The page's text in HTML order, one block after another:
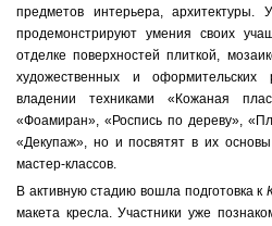
предметов интерьера, архитектуры.
продемонстрируют умения своих
отделке поверхностей плиткой,
художественных и оформительских
владении техниками «Кожаная
«Фоамиран», «Роспись по дереву»,
«Декупаж», но и посвятят в их
мастер-классов.
В активную стадию вошла подготовка к
макета кресла. Участники уже